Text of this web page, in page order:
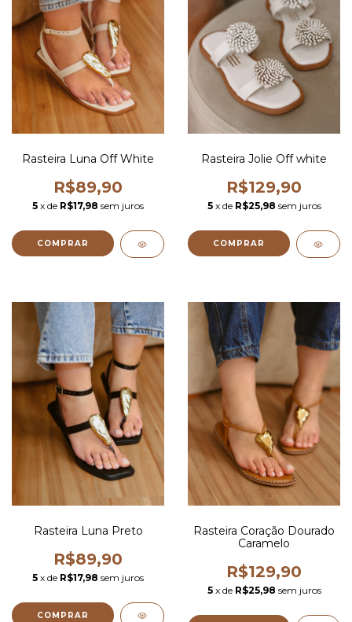
Rasteira Luna Off White
R$89,90
5 x de R$17,98 sem juros
COMPRAR
Rasteira Jolie Off white
R$129,90
5 x de R$25,98 sem juros
COMPRAR
Rasteira Luna Preto
R$89,90
5 x de R$17,98 sem juros
COMPRAR
Rasteira Coração Dourado
Caramelo
R$129,90
5 x de R$25,98 sem juros